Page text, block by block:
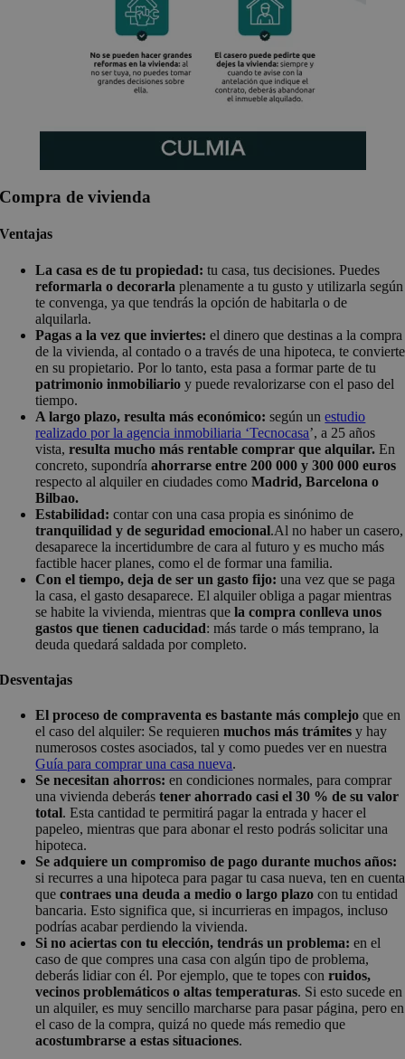
Compra de vivienda
Ventajas
La casa es de tu propiedad:tu casa, tus decisiones. Puedes
reformarla o decorarla plenamente a tu gusto y utilizarla según
te convenga, ya que tendrás la opción de habitarla o de
alquilarla.
Pagas a la vez que inviertes: el dinero que destinas a la compra
de la vivienda, al contado o a través de una hipoteca, te convierte
en su propietario. Por lo tanto, esta pasa a formar parte de tu
patrimonio inmobiliario y puede revalorizarse con el paso del
tiempo.
A largo plazo, resulta más económico:según unestudio
realizado por la agencia inmobiliaria ‘Tecnocasa’, a 25 años
vista, resulta mucho más rentable comprar que alquilar.En
concreto, supondríaahorrarse entre 200 000 y 300 000 euros
respecto al alquiler en ciudades comoMadrid, Barcelona o
Bilbao.
Estabilidad:contar con una casa propia es sinónimo de
tranquilidad y de seguridad emocional.Al no haber un casero,
desaparece la incertidumbre de cara al futuro y es mucho más
factible hacer planes, como el de formar una familia.
Con el tiempo, deja de ser un gasto fijo:una vez que se paga
la casa, el gasto desaparece. El alquiler obliga a pagar mientras
se habite la vivienda, mientras quela compra conlleva unos
gastos que tienen caducidad: más tarde o más temprano, la
deuda quedará saldada por completo.
Desventajas
El proceso de compraventa es bastante más complejo que en
el caso del alquiler: Se requierenmuchos más trámites y hay
numerosos costes asociados, tal y como puedes ver en nuestra
Guía para comprar una casa nueva.
Se necesitan ahorros:en condiciones normales, para comprar
una vivienda deberástener ahorrado casi el 30 % de su valor
total. Esta cantidad te permitirá pagar la entrada y hacer el
papeleo, mientras que para abonar el resto podrás solicitar una
hipoteca.
Se adquiere un compromiso de pago durante muchos años:
si recurres a una hipoteca para pagar tu casa nueva, ten en cuenta
quecontraes una deuda a medio o largo plazo con tu entidad
bancaria. Esto significa que, si incurrieras en impagos, incluso
podrías acabar perdiendo la vivienda.
Si no aciertas con tu elección, tendrás un problema: en el
caso de que compres una casa con algún tipo de problema,
deberás lidiar con él. Por ejemplo, que te topes conruidos,
vecinos problemáticos o altas temperaturas. Si esto sucede en
un alquiler, es muy sencillo marcharse para pasar página, pero en
el caso de la compra, quizá no quede más remedio que
acostumbrarse a estas situaciones.